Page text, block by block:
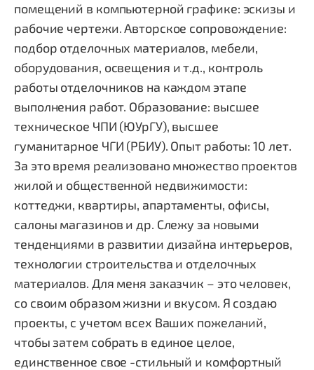
помещений в компьютерной графике: эскизы и
рабочие чертежи. Авторское сопровождение:
подбор отделочных материалов, мебели,
оборудования, освещения и т.д., контроль
работы отделочников на каждом этапе
выполнения работ. Образование: высшее
техническое ЧПИ (ЮУрГУ), высшее
гуманитарное ЧГИ (РБИУ). Опыт работы: 10 лет.
За это время реализовано множество проектов
жилой и общественной недвижимости:
коттеджи, квартиры, апартаменты, офисы,
салоны магазинов и др. Слежу за новыми
тенденциями в развитии дизайна интерьеров,
технологии строительства и отделочных
материалов. Для меня заказчик – это человек,
со своим образом жизни и вкусом. Я создаю
проекты, с учетом всех Ваших пожеланий,
чтобы затем собрать в единое целое,
единственное свое -стильный и комфортный